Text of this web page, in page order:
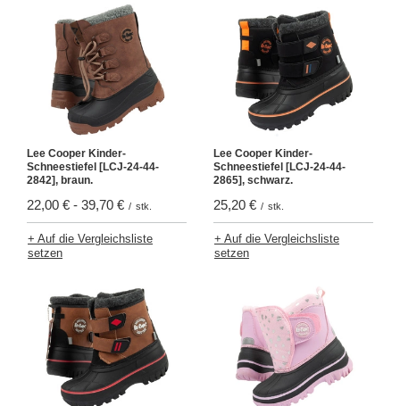
Lee Cooper Kinder-
Schneestiefel [LCJ-24-44-
2842], braun.
22,00 € - 39,70 € / stk.
+ Auf die Vergleichsliste
setzen
Lee Cooper Kinder-
Schneestiefel [LCJ-24-44-
2865], schwarz.
25,20 € / stk.
+ Auf die Vergleichsliste
setzen